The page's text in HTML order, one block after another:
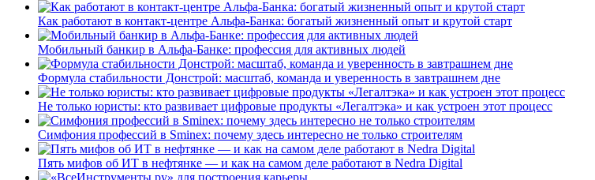
Как работают в контакт-центре Альфа-Банка: богатый жизненный опыт и крутой старт
Мобильный банкир в Альфа-Банке: профессия для активных людей
Формула стабильности Донстрой: масштаб, команда и уверенность в завтрашнем дне
Не только юристы: кто развивает цифровые продукты «Легалтэка» и как устроен этот процесс
Симфония профессий в Sminex: почему здесь интересно не только строителям
Пять мифов об ИТ в нефтянке — и как на самом деле работают в Nedra Digital